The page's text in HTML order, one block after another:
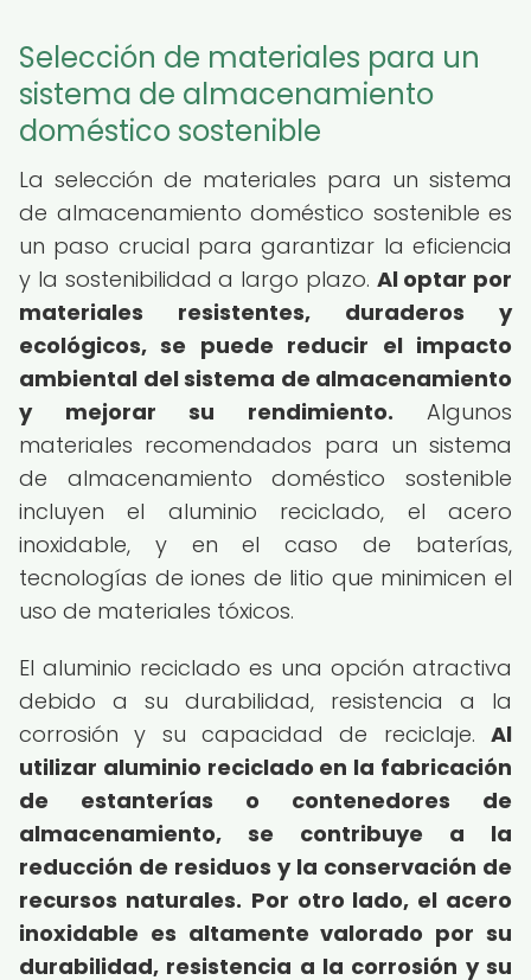
Selección de materiales para un
sistema de almacenamiento
doméstico sostenible
La selección de materiales para un sistema
de almacenamiento doméstico sostenible es
un paso crucial para garantizar la eficiencia
y la sostenibilidad a largo plazo. Al optar por
materiales resistentes, duraderos y
ecológicos, se puede reducir el impacto
ambiental del sistema de almacenamiento
y mejorar su rendimiento. Algunos
materiales recomendados para un sistema
de almacenamiento doméstico sostenible
incluyen el aluminio reciclado, el acero
inoxidable, y en el caso de baterías,
tecnologías de iones de litio que minimicen el
uso de materiales tóxicos.
El aluminio reciclado es una opción atractiva
debido a su durabilidad, resistencia a la
corrosión y su capacidad de reciclaje. Al
utilizar aluminio reciclado en la fabricación
de estanterías o contenedores de
almacenamiento, se contribuye a la
reducción de residuos y la conservación de
recursos naturales. Por otro lado, el acero
inoxidable es altamente valorado por su
durabilidad, resistencia a la corrosión y su